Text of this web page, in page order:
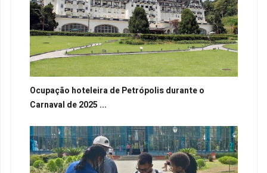
Ocupação hoteleira de Petrópolis durante o
Carnaval de 2025 ...